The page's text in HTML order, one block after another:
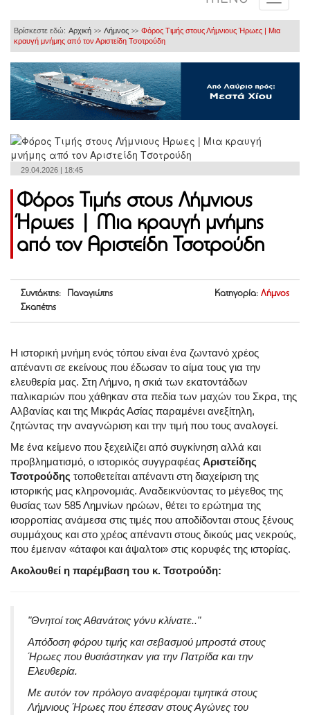
Βρίσκεστε εδώ: Αρχική >> Λήμνος >> Φόρος Τιμής στους Λήμνιους Ήρωες | Μια
κραυγή μνήμης από τον Αριστείδη Τσοτρούδη
29.04.2026 | 18:45
Φόρος Τιμής στους Λήμνιους
Ήρωες | Μια κραυγή μνήμης
από τον Αριστείδη Τσοτρούδη
Συντάκτης: Παναγιώτης
Σκαπέτης
Κατηγορία: Λήμνος
Η ιστορική μνήμη ενός τόπου είναι ένα ζωντανό χρέος
απέναντι σε εκείνους που έδωσαν το αίμα τους για την
ελευθερία μας. Στη Λήμνο, η σκιά των εκατοντάδων
παλικαριών που χάθηκαν στα πεδία των μαχών του Σκρα, της
Αλβανίας και της Μικράς Ασίας παραμένει ανεξίτηλη,
ζητώντας την αναγνώριση και την τιμή που τους αναλογεί.
Με ένα κείμενο που ξεχειλίζει από συγκίνηση αλλά και
προβληματισμό, ο ιστορικός συγγραφέας Αριστείδης
Τσοτρούδης τοποθετείται απέναντι στη διαχείριση της
ιστορικής μας κληρονομιάς. Αναδεικνύοντας το μέγεθος της
θυσίας των 585 Λημνίων ηρώων, θέτει το ερώτημα της
ισορροπίας ανάμεσα στις τιμές που αποδίδονται στους ξένους
συμμάχους και στο χρέος απέναντι στους δικούς μας νεκρούς,
που έμειναν «άταφοι και άψαλτοι» στις κορυφές της ιστορίας.
Ακολουθεί η παρέμβαση του κ. Τσοτρούδη:
"Θνητοί τοις Αθανάτοις γόνυ κλίνατε.."
Απόδοση φόρου τιμής και σεβασμού μπροστά στους
Ήρωες που θυσιάστηκαν για την Πατρίδα και την
Ελευθερία.
Με αυτόν τον πρόλογο αναφέρομαι τιμητικά στους
Λήμνιους Ήρωες που έπεσαν στους Αγώνες του